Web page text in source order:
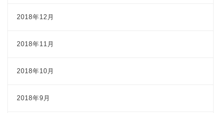
2018年12月
2018年11月
2018年10月
2018年9月